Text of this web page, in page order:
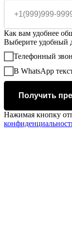
Как вам удобнее
Выберите удобный
Телефонный
В WhatsApp
Получить
Нажимая кнопку